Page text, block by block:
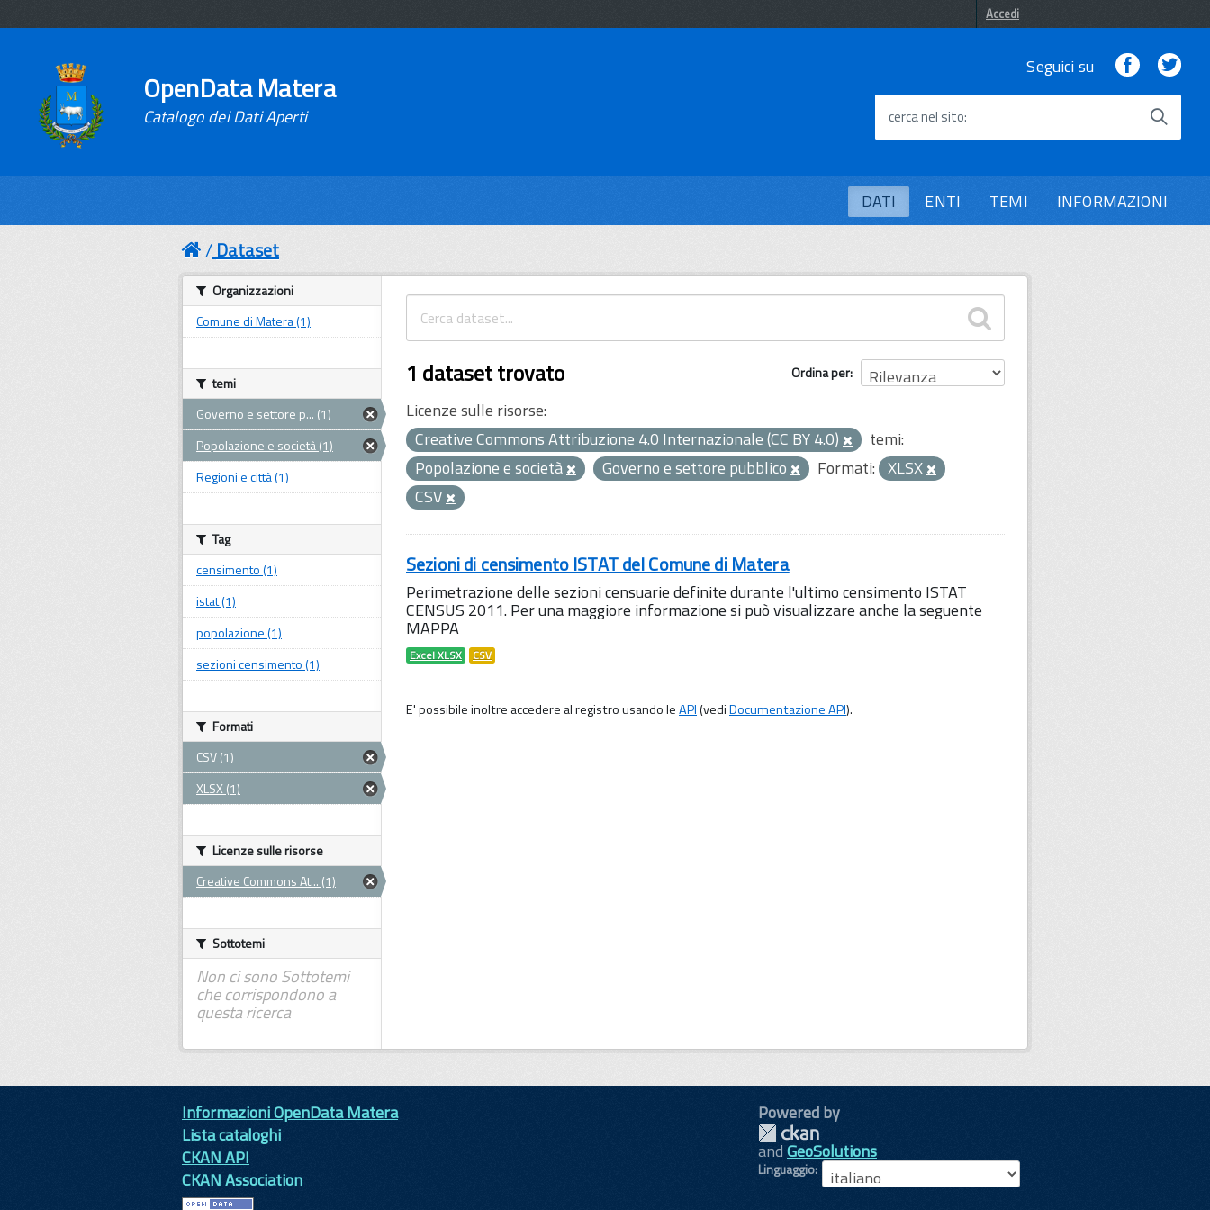
Accedi
OpenData Matera
Catalogo dei Dati Aperti
Seguici su Facebook
cerca nel sito
DATI ENTI TEMI INFORMAZIONI
Dataset
Ordina per
1 dataset trovato
Licenze sulle risorse:
Creative Commons Attribuzione 4.0 Internazionale (CC BY 4.0)
temi:
Popolazione e società
Governo e settore pubblico Formati: XLSX
CSV
Sezioni di censimento ISTAT del Comune di Matera
Perimetrazione delle sezioni censuarie definite durante l'ultimo censimento ISTAT
CENSUS 2011. Per una maggiore informazione si può visualizzare anche la seguente
MAPPA
Excel XLSX CSV
E' possibile inoltre accedere al registro usando leAPI(vediDocumentazione API).
Organizzazioni
Comune di Matera (1)
temi
Governo e settore p... (1)
Popolazione e società (1)
Regioni e città (1)
Tag
censimento (1)
istat (1)
popolazione (1)
sezioni censimento (1)
Formati
CSV (1)
XLSX (1)
Licenze sulle risorse
Creative Commons At... (1)
Sottotemi
Non ci sono Sottotemi
che corrispondono a
questa ricerca
Informazioni OpenData Matera
Lista cataloghi
CKAN API
CKAN Association
Powered by
andGeoSolutions
Linguaggio